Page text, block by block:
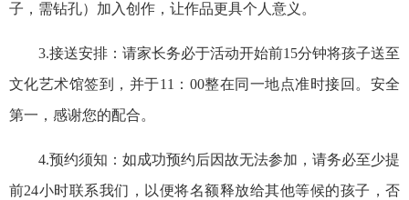
子，需钻孔）加入创作，让作品更具个人意义。
3.接送安排：请家长务必于活动开始前15分钟将孩子送至
文化艺术馆签到，并于11：00整在同一地点准时接回。安全
第一，感谢您的配合。
4.预约须知：如成功预约后因故无法参加，请务必至少提
前24小时联系我们，以便将名额释放给其他等候的孩子，否